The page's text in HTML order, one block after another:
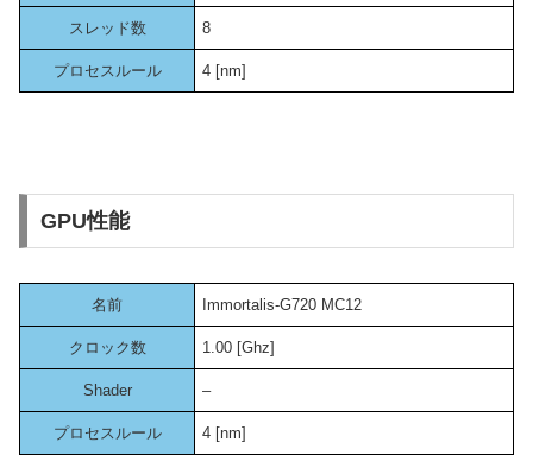
スレッド数 8
プロセスルール 4 [nm]
GPU性能
名前 Immortalis-G720 MC12
クロック数 1.00 [Ghz]
Shader –
プロセスルール 4 [nm]